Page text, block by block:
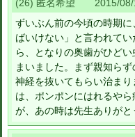
(26) 匿名希望 2015/
ずいぶん前の今頃の時期
ばいけない」と言われて
ら、となりの奥歯がひど
まいました。まず親知ら
神経を抜いてもらい治ま
は、ポンポンにはれるや
が、あの時は先生ありがと